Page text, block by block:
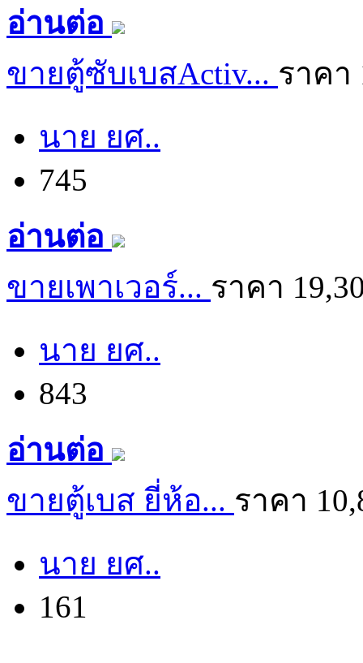
อ่านต่อ
ขายตู้ซับเบสActiv... ราคา
นาย ยศ..
745
อ่านต่อ
ขายเพาเวอร์... ราคา
นาย ยศ..
843
อ่านต่อ
ขายตู้เบส ยี่ห้อ... ราคา
นาย ยศ..
161